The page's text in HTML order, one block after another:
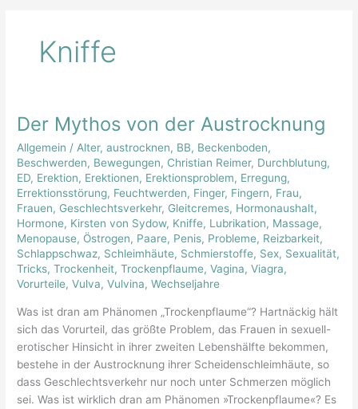
Kniffe
Der Mythos von der Austrocknung
Allgemein / Alter,austrocknen, BB, Beckenboden,
Beschwerden, Bewegungen, Christian Reimer, Durchblutung,
ED, Erektion, Erektionen, Erektionsproblem, Erregung,
Errektionsstörung, Feuchtwerden, Finger, Fingern, Frau,
Frauen, Geschlechtsverkehr, Gleitcremes, Hormonaushalt,
Hormone, Kirsten von Sydow, Kniffe, Lubrikation, Massage,
Menopause, Östrogen, Paare, Penis, Probleme, Reizbarkeit,
Schlappschwaz, Schleimhäute, Schmierstoffe, Sex, Sexualität,
Tricks,Trockenheit,Trockenpflaume,Vagina,Viagra,
Vorurteile,Vulva,Vulvina,Wechseljahre
Was ist dran am Phänomen „Trockenpflaume“? Hartnäckig hält
sich das Vorurteil, das größte Problem, das Frauen in sexuell-
erotischer Hinsicht in ihrer zweiten Lebenshälfte bekommen,
bestehe in der Austrocknung ihrer Scheidenschleimhäute, so
dass Geschlechtsverkehr nur noch unter Schmerzen möglich
sei. Was ist wirklich dran am Phänomen »Trockenpflaume«? Es
Der
von
der
Austrocknung